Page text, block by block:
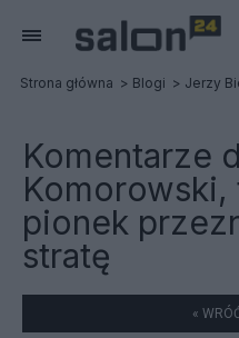
Strona główna Blogi Jerzy
Komentarze
Komorowski,
pionek
stratę
«